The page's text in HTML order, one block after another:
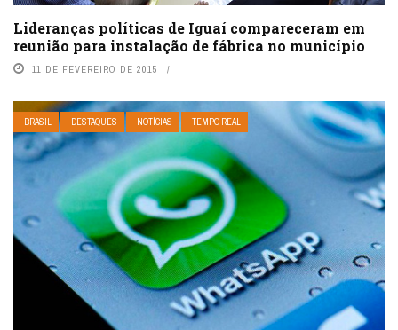
Lideranças políticas de Iguaí compareceram em
reunião para instalação de fábrica no município
11 DE FEVEREIRO DE 2015
BRASIL DESTAQUES NOTÍCIAS TEMPO REAL